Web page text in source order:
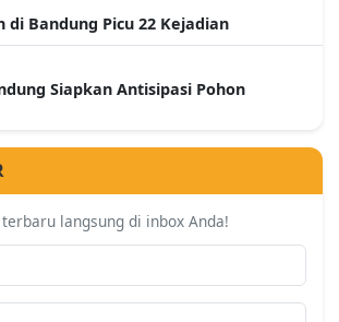
di Bandung Picu 22 Kejadian
Siapkan Antisipasi Pohon
langsung di inbox Anda!